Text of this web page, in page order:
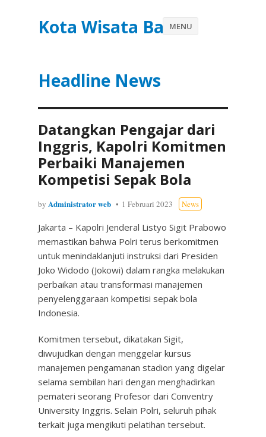
Kota Wisata Batu
Headline News
MENU
Datangkan Pengajar dari
Inggris, Kapolri Komitmen
Perbaiki Manajemen
Kompetisi Sepak Bola
by Administrator web 1 Februari 2023 News
Jakarta – Kapolri Jenderal Listyo Sigit Prabowo
memastikan bahwa Polri terus berkomitmen
untuk menindaklanjuti instruksi dari Presiden
Joko Widodo (Jokowi) dalam rangka melakukan
perbaikan atau transformasi manajemen
penyelenggaraan kompetisi sepak bola
Indonesia.
Komitmen tersebut, dikatakan Sigit,
diwujudkan dengan menggelar kursus
manajemen pengamanan stadion yang digelar
selama sembilan hari dengan menghadirkan
pemateri seorang Profesor dari Conventry
University Inggris. Selain Polri, seluruh pihak
terkait juga mengikuti pelatihan tersebut.